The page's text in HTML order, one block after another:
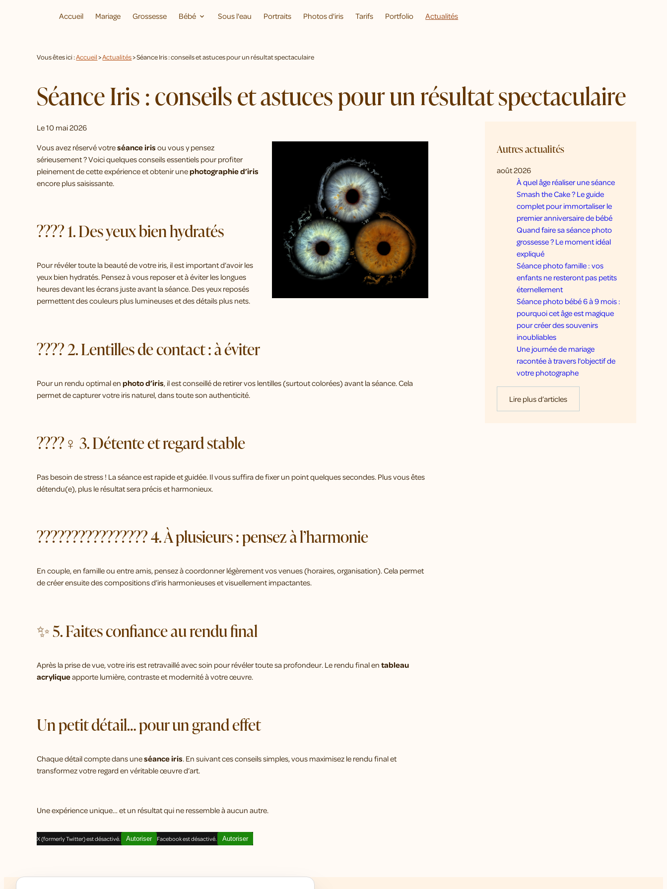
Accueil Mariage Grossesse Bébé Sous l'eau Portraits Photos d'iris Tarifs Portfolio Actualités
Vous êtes ici :Accueil>Actualités> Séance Iris : conseils et astuces pour un résultat spectaculaire
Séance Iris : conseils et astuces pour un résultat spectaculaire
Le10 mai 2026
Vous avez réservé votreséance iris ou vous y pensez
sérieusement ? Voici quelques conseils essentiels pour profiter
pleinement de cette expérience et obtenir unephotographie d’iris
encore plus saisissante.
????️ 1. Des yeux bien hydratés
Pour révéler toute la beauté de votre iris, il est important d’avoir les
yeux bien hydratés. Pensez à vous reposer et à éviter les longues
heures devant les écrans juste avant la séance. Des yeux reposés
permettent des couleurs plus lumineuses et des détails plus nets.
???? 2. Lentilles de contact : à éviter
Pour un rendu optimal enphoto d’iris, il est conseillé de retirer vos lentilles (surtout colorées) avant la séance. Cela
permet de capturer votre iris naturel, dans toute son authenticité.
????‍♀️ 3. Détente et regard stable
Pas besoin de stress ! La séance est rapide et guidée. Il vous suffira de fixer un point quelques secondes. Plus vous êtes
détendu(e), plus le résultat sera précis et harmonieux.
????‍????‍????‍???? 4. À plusieurs : pensez à l’harmonie
En couple, en famille ou entre amis, pensez à coordonner légèrement vos venues (horaires, organisation). Cela permet
de créer ensuite des compositions d’iris harmonieuses et visuellement impactantes.
✨ 5. Faites confiance au rendu final
Après la prise de vue, votre iris est retravaillé avec soin pour révéler toute sa profondeur. Le rendu final entableau
acryliqueapporte lumière, contraste et modernité à votre œuvre.
Un petit détail… pour un grand effet
Chaque détail compte dans uneséance iris. En suivant ces conseils simples, vous maximisez le rendu final et
transformez votre regard en véritable œuvre d’art.
Une expérience unique… et un résultat qui ne ressemble à aucun autre.
X (formerly Twitter) est désactivé. Autoriser Facebook est désactivé. Autoriser
Autres actualités
août 2026
À quel âge réaliser une séance
Smash the Cake ? Le guide
complet pour immortaliser le
premier anniversaire de bébé
Quand faire sa séance photo
grossesse ? Le moment idéal
expliqué
Séance photo famille : vos
enfants ne resteront pas petits
éternellement
Séance photo bébé 6 à 9 mois :
pourquoi cet âge est magique
pour créer des souvenirs
inoubliables
Une journée de mariage
racontée à travers l'objectif de
votre photographe
Lire plus d’articles